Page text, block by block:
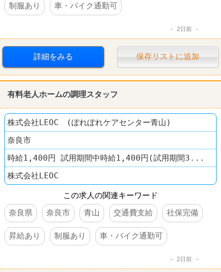
制服あり 車・バイク通勤可
2日前
詳細をみる 保存リストに追加
有料老人ホームの調理スタッフ
株式会社LEOC (ぽれぽれケアセンター青山)
奈良市
時給1,400円 試用期間中時給1,400円(試用期間3...
株式会社LEOC
この求人の関連キーワード
奈良県
奈良市 青山 交通費支給 社保完備
昇給あり 制服あり 車・バイク通勤可
2日前